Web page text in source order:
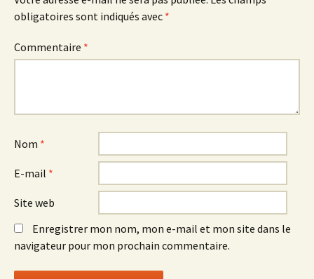
obligatoires sont indiqués avec *
Commentaire *
Nom *
E-mail *
Site web
Enregistrer mon nom, mon e-mail et mon site dans le
navigateur pour mon prochain commentaire.